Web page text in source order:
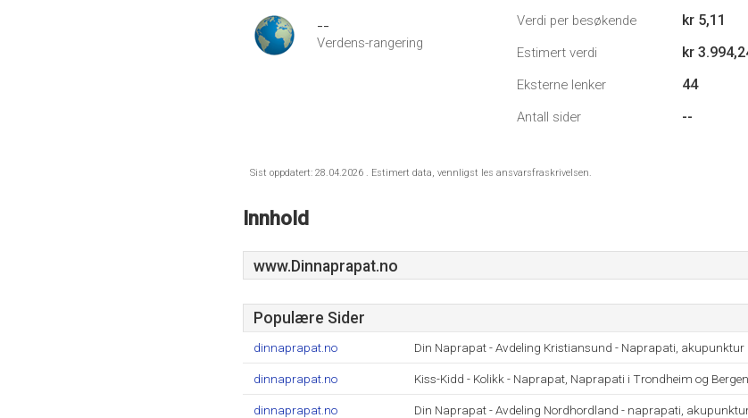
--
Verdens-rangering
Verdi per besøkende kr 5,11
Estimert verdi kr
Eksterne lenker 44
Antall sider --
Sist oppdatert: 28.04.2026 . Estimert data, vennligst les ansvarsfraskrivelsen.
Innhold
www.Dinnaprapat.no
Populære Sider
dinnaprapat.no Din Naprapat - Avdeling Kristiansund - Naprapati, akupunktur ..
dinnaprapat.no Kiss-Kidd - Kolikk - Naprapat, Naprapati i Trondheim og Bergen
dinnaprapat.no Din Naprapat - Avdeling Nordhordland - naprapati, akupunktur